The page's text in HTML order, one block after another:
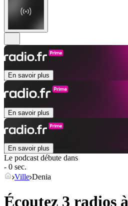
En savoir plus
En savoir plus
En savoir plus
Le podcast débute dans
- 0 sec.
Ville Denia
Écoutez 3 radios à